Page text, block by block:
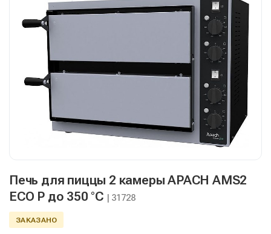
Печь для пиццы 2 камеры APACH AMS2
ECO P до 350 °С | 31728
ЗАКАЗАНО